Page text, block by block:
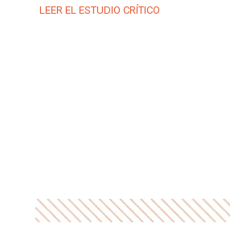
LEER EL ESTUDIO CRÍTICO